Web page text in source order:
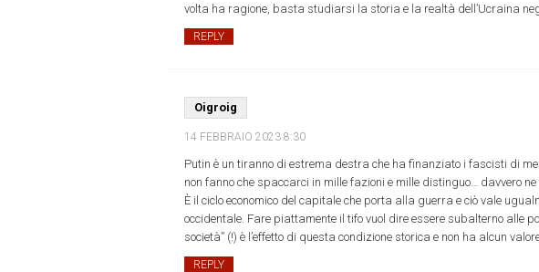
volta ha ragione, basta studiarsi la storia e la realtà dell’Ucraina
REPLY
Oigroig
14 FEBBRAIO 2023 8:30
Putin è un tiranno di estrema destra che ha finanziato i fascisti di
non fanno che spaccarci in mille fazioni e mille distinguo… davvero ne
È il ciclo economico del capitale che porta alla guerra e ciò vale
occidentale. Fare piattamente il tifo vuol dire essere subalterno alle
società” (!) è l’effetto di questa condizione storica e non ha alcun
REPLY